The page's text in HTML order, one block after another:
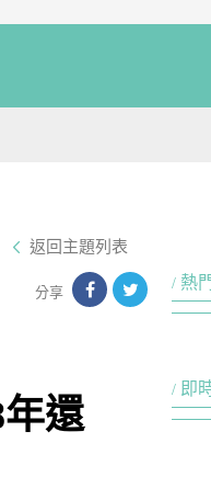
返回主題列表
分享
還
熱
即